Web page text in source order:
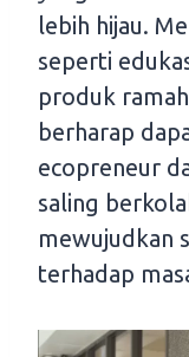
lebih hijau.
seperti
produk
berharap
ecopreneur
saling
mewujudkan
terhadap